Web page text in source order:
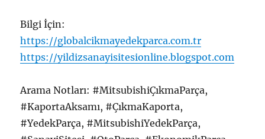
Bilgi İçin:
https://globalcikmayedekparca.com.tr
https://yildizsanayisitesionline.blogspot.com
Arama Notları: #MitsubishiÇıkmaParça,
#KaportaAksamı, #ÇıkmaKaporta,
#YedekParça, #MitsubishiYedekParça,